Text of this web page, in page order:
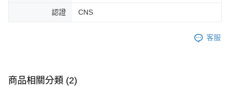
認證 CNS
客服
商品相關分類 (2)